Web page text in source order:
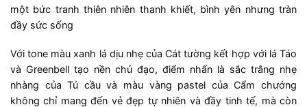
một bức tranh thiên nhiên thanh khiết, bình yên nhưng tràn
đầy sức sống
Với tone màu xanh lá dịu nhẹ của Cát tường kết hợp với lá Táo
và Greenbell tạo nền chủ đạo, điểm nhấn là sắc trắng nhẹ
nhàng của Tú cầu và màu vàng pastel của Cẩm chướng
không chỉ mang đến vẻ đẹp tự nhiên và đầy tinh tế, mà còn